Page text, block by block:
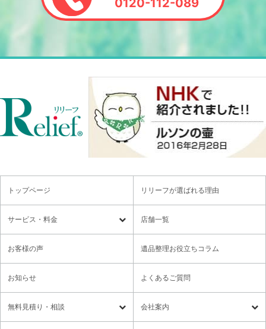
0120-112-089
トップページ リリーフが選ばれる理由
サービス・料金
遺品整理 残置物撤去
特殊清掃・孤独死 ゴミ屋敷・モノ屋敷
各種セミナーのご案内 領収書の発行方法
店舗一覧
お客様の声 遺品整理お役立ちコラム
お知らせ よくあるご質問
無料⾒積り・相談 会社案内